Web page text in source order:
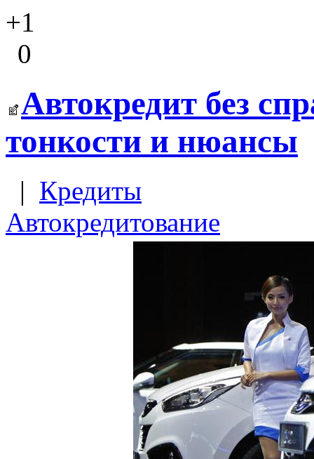
+1
0
Автокредит без
тонкости и нюансы
| Кредиты
Автокредитование